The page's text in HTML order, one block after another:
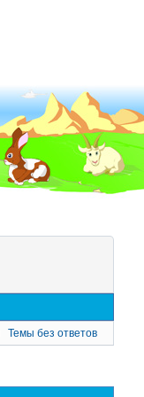
Темы без ответов